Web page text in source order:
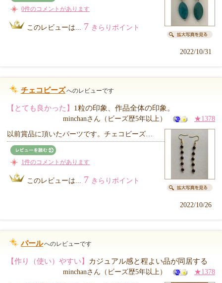
0件のコメントがあります
このレビューは... 7 きらりポイント
2022/10/31
チェコビーズへのレビューです
【とても良かった】 1粒の印象、作品全体の印象。
minchanさん（ビーズ歴5年以上） ★1378
以前賞品に頂いたパーツです。チェコビーズ…
1件のコメントがあります
このレビューは... 7 きらりポイント
2022/10/26
パールへのレビューです
【作り（使い）やすい】 カジュアル感と程よい品が同居する
minchanさん（ビーズ歴5年以上） ★1378